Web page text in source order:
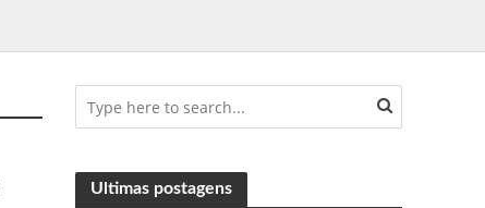
Ultimas postagens